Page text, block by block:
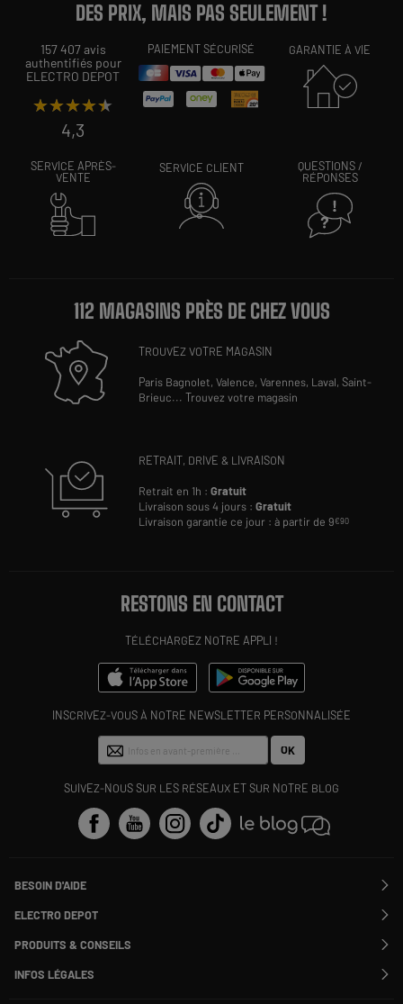
DES PRIX, MAIS PAS SEULEMENT !
157 407 avis
authentifiés pour
ELECTRO DEPOT
★★★★★
★★★★★
4,3
PAIEMENT SÉCURISÉ GARANTIE À VIE
SERVICE APRÈS-
VENTE
SERVICE CLIENT
QUESTIONS /
RÉPONSES
112 MAGASINS PRÈS DE CHEZ VOUS
TROUVEZ VOTRE MAGASIN
Paris Bagnolet,Valence,Varennes, Laval,Saint-
Brieuc...Trouvez votre magasin
RETRAIT, DRIVE & LIVRAISON
Retrait en 1h :Gratuit
Livraison sous 4 jours :Gratuit
Livraison garantie ce jour : à partir de 9€90
RESTONS EN CONTACT
TÉLÉCHARGEZ NOTRE APPLI !
INSCRIVEZ-VOUS À NOTRE NEWSLETTER PERSONNALISÉE
OK
SUIVEZ-NOUS SUR LES RÉSEAUX ET SUR NOTRE BLOG
BESOIN D'AIDE
Suivre ma commande
Modifier ou annuler ma commande
SAV
Payer en plusieurs fois
Information phishing
ELECTRO DEPOT
Rejoignez-nous !
PRODUITS & CONSEILS
Nos marques
Les avis du site
INFOS LÉGALES